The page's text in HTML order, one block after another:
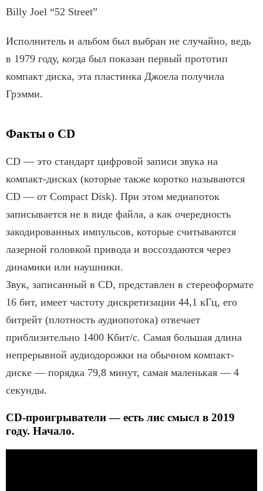
Billy Joel “52 Street”
Исполнитель и альбом был выбран не случайно, ведь
в 1979 году, когда был показан первый прототип
компакт диска, эта пластинка Джоела получила
Грэмми.
Факты о CD
CD — это стандарт цифровой записи звука на
компакт-дисках (которые также коротко называются
CD — от Compact Disk). При этом медиапоток
записывается не в виде файла, а как очередность
закодированных импульсов, которые считываются
лазерной головкой привода и воссоздаются через
динамики или наушники.
Звук, записанный в CD, представлен в стереоформате
16 бит, имеет частоту дискретизации 44,1 кГц, его
битрейт (плотность аудиопотока) отвечает
приблизительно 1400 Кбит/с. Самая большая длина
непрерывной аудиодорожки на обычном компакт-
диске — порядка 79,8 минут, самая маленькая — 4
секунды.
CD-проигрыватели — есть лис смысл в 2019
году. Начало.